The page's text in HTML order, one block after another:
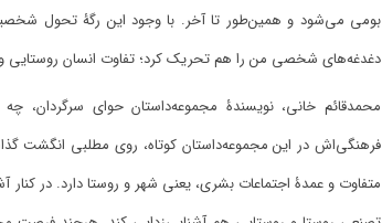
بومی می‌‌شود و همین‌طور تا آخر. با وجود این رگۀ تحول
دغدغه‌های شخصی من را هم تحریک کرد؛ تفاوت انسان روستایی
محمدقائم خانی، نویسندۀ مجموعه‌داستان حوای
فرهنگی‌اش در این مجموعه‌داستان کوتاه، روی مطلبی انگشت
متفاوت و عمدۀ اجتماعات بشری، یعنی شهر و روستا دارد. در کنار